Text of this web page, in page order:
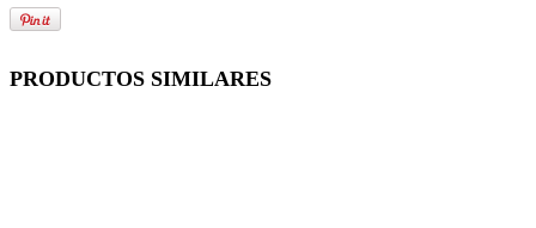
PRODUCTOS SIMILARES